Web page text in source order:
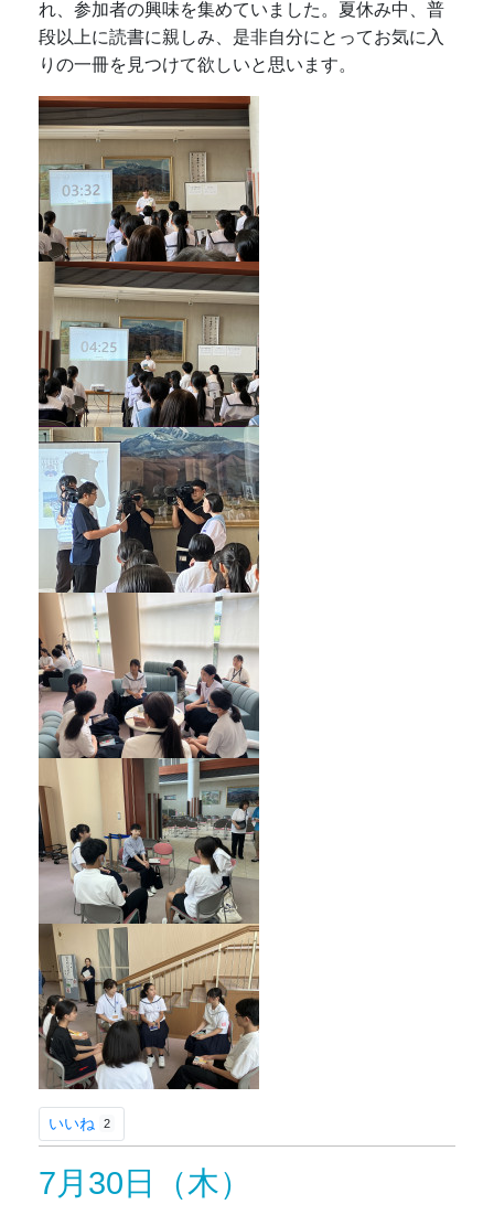
れ、参加者の興味を集めていました。夏休み中、普
段以上に読書に親しみ、是非自分にとってお気に入
りの一冊を見つけて欲しいと思います。
いいね 2
7月30日（木）